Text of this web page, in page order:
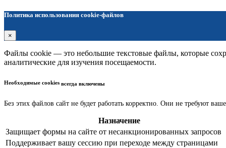
Политика использования cookie-файлов
×
Файлы cookie — это небольшие текстовые файлы, которые
аналитические для изучения посещаемости.
Необходимые cookies всегда включены
Без этих файлов сайт не будет работать корректно. Они не требуют
Назначение
Защищает формы на сайте от несанкционированных запросов
Поддерживает вашу сессию при переходе между страницами